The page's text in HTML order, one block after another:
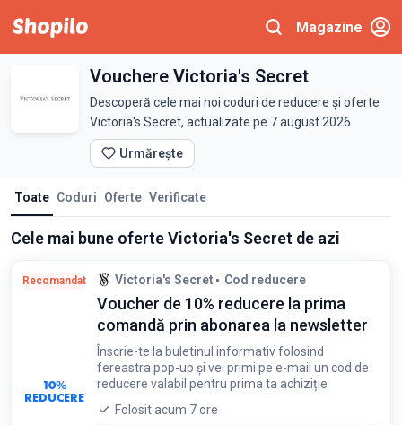
Magazine
Vouchere Victoria's Secret
Descoperă cele mai noi coduri de reducere și oferte
Victoria's Secret, actualizate pe 7 august 2026
Urmărește
Toate Coduri Oferte Verificate
Cele mai bune oferte Victoria's Secret de azi
Recomandat
10%
REDUCERE
Victoria's Secret Cod reducere
Voucher de 10% reducere la prima
comandă prin abonarea la newsletter
Înscrie-te la buletinul informativ folosind
fereastra pop-up și vei primi pe e-mail un cod de
reducere valabil pentru prima ta achiziție
Folosit acum 7 ore